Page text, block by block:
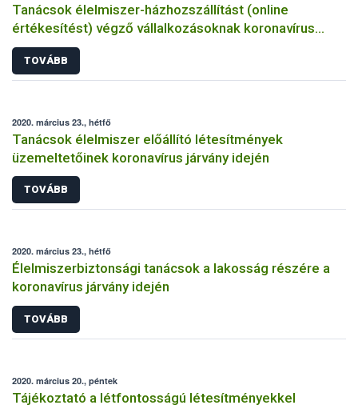
Tanácsok élelmiszer-házhozszállítást (online
értékesítést) végző vállalkozásoknak koronavírus
járvány idején
TOVÁBB
2020. március 23., hétfő
Tanácsok élelmiszer előállító létesítmények
üzemeltetőinek koronavírus járvány idején
TOVÁBB
2020. március 23., hétfő
Élelmiszerbiztonsági tanácsok a lakosság részére a
koronavírus járvány idején
TOVÁBB
2020. március 20., péntek
Tájékoztató a létfontosságú létesítményekkel